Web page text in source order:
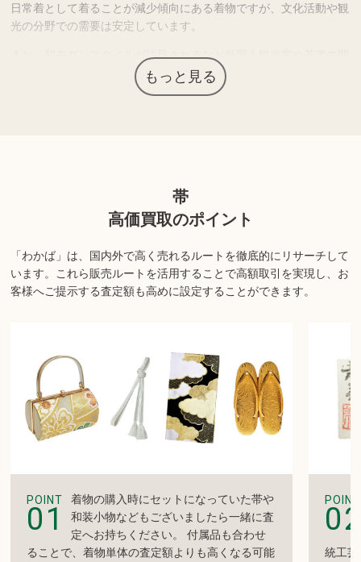
日常着として着ることが減少傾向にある着物ですが、文化活動や観
光の分野での需要は安定しています。
また、和モダンスタイルが注目されるなど外国人観光客や若者の間
でも再評価されています。
す。詳しくは店舗までお問い合わせください。
もっと見る
帯
高価買取のポイント
「わかば」は、国内外で高く売れるルートを徹底的にリサーチして
います。 これら販売ルートを活用することで高額取引を実現し、お
客様へご提示する査定額も高めに設定することができます。
POINT
01
着物の購入時にセットになっていた帯や
和装小物などもございましたら一緒に査
定へお持ちください。 付属品も合わせ
ることで、着物単体の査定額よりも高くなる可能
POINT
統工